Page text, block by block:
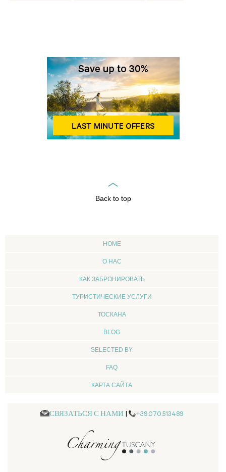
Back to top
HOME
О НАС
КАК ЗАБРОНИРОВАТЬ
ТУРИСТИЧЕСКИЕ УСЛУГИ
ТОСКАНА
BLOG
SELECTED BY
FAQ
КАРТА САЙТА
СВЯЗАТЬСЯ С НАМИ | +39.070.513489